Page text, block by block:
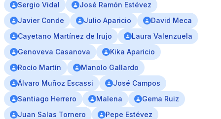
Sergio Vidal
José Ramón Estévez
Javier Conde
Julio Aparicio
David Meca
Cayetano Martínez de Irujo
Laura Valenzuela
Genoveva Casanova
Kika Aparicio
Rocío Martín
Manolo Gallardo
Álvaro Muñoz Escassi
José Campos
Santiago Herrero
Malena
Gema Ruiz
Juan Salas Tornero
Pepe Estévez